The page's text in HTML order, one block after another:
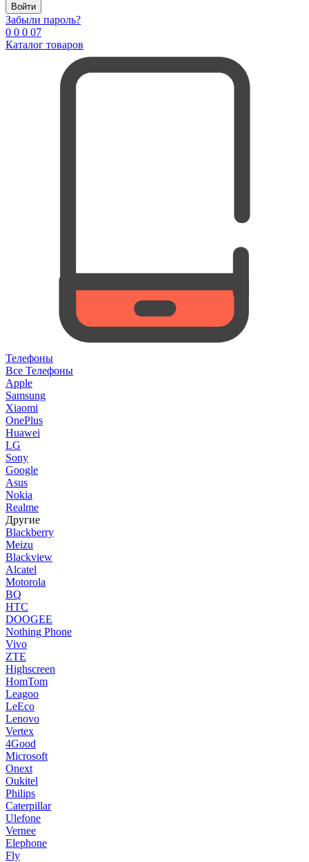
Войти
Забыли пароль?
0 0 0 07
Каталог товаров
Телефоны
Все Телефоны
Apple
Samsung
Xiaomi
OnePlus
Huawei
LG
Sony
Google
Asus
Nokia
Realme
Другие
Blackberry
Meizu
Blackview
Alcatel
Motorola
BQ
HTC
DOOGEE
Nothing Phone
Vivo
ZTE
Highscreen
HomTom
Leagoo
LeEco
Lenovo
Vertex
4Good
Microsoft
Onext
Oukitel
Philips
Caterpillar
Ulefone
Vernee
Elephone
Fly